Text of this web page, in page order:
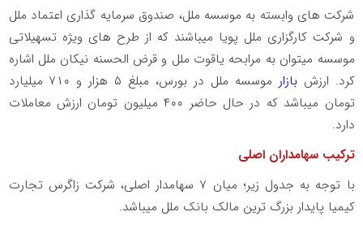
شرکت های وابسته به موسسه ملل، صندوق سرمایه‌ گذاری اعتماد ملل
و شرکت کارگزاری ملل پویا میباشند که از طرح های ویژه تسهیلاتی
موسسه میتوان به مرابحه یاقوت ملل و قرض الحسنه نیکان ملل اشاره
کرد. ارزشبازار
موسسه ملل در بورس، مبلغ ۵ هزار و ۷۱۰ میلیارد
تومان میباشد که در حال حاضر ۴۰۰ میلیون تومان ارزش معاملات
دارد.
ترکیب سهامداران اصلی
با توجه به جدول زیر؛ میان ۷ سهامدار اصلی، شرکت زاگرس تجارت
کیمیا پایدار بزرگ ترین مالک بانک ملل میباشد.